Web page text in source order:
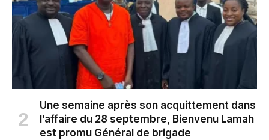
Une semaine après son acquittement dans
l’affaire du 28 septembre, Bienvenu Lamah
est promu Général de brigade